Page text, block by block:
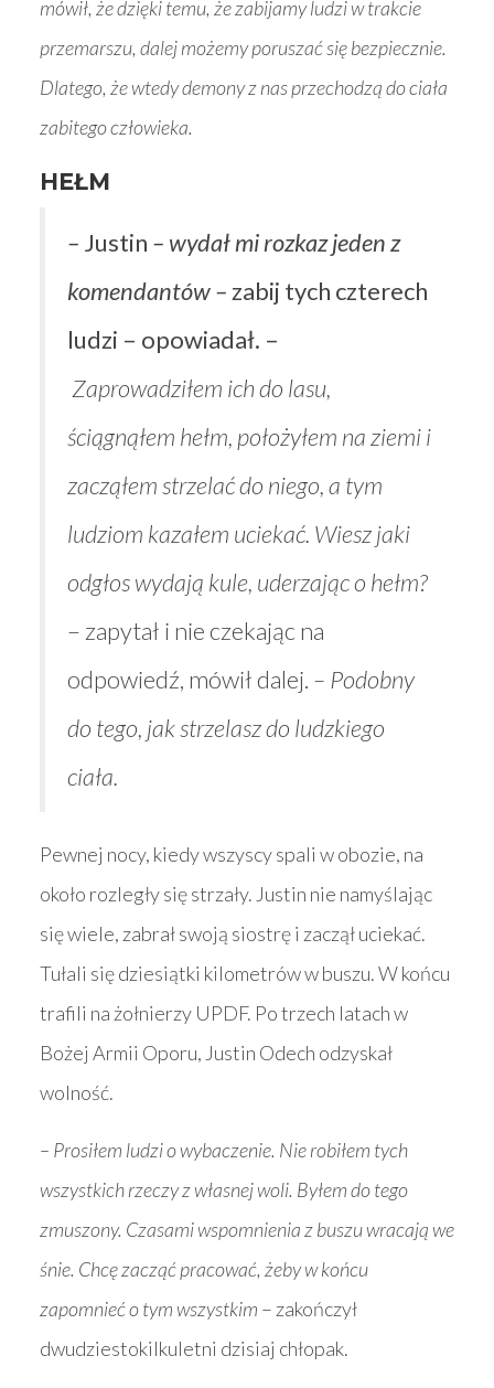
mówił, że dzięki temu, że zabijamy ludzi w trakcie
przemarszu, dalej możemy poruszać się bezpiecznie.
Dlatego, że wtedy demony z nas przechodzą do ciała
zabitego człowieka.
HEŁM
– Justin – wydał mi rozkaz jeden z
komendantów – zabij tych czterech
ludzi – opowiadał. –
Zaprowadziłem ich do lasu,
ściągnąłem hełm, położyłem na ziemi i
zacząłem strzelać do niego, a tym
ludziom kazałem uciekać. Wiesz jaki
odgłos wydają kule, uderzając o hełm?
– zapytał i nie czekając na
odpowiedź, mówił dalej. – Podobny
do tego, jak strzelasz do ludzkiego
ciała.
Pewnej nocy, kiedy wszyscy spali w obozie, na
około rozległy się strzały. Justin nie namyślając
się wiele, zabrał swoją siostrę i zaczął uciekać.
Tułali się dziesiątki kilometrów w buszu. W końcu
trafili na żołnierzy UPDF. Po trzech latach w
Bożej Armii Oporu, Justin Odech odzyskał
wolność.
– Prosiłem ludzi o wybaczenie. Nie robiłem tych
wszystkich rzeczy z własnej woli. Byłem do tego
zmuszony. Czasami wspomnienia z buszu wracają we
śnie. Chcę zacząć pracować, żeby w końcu
zapomnieć o tym wszystkim – zakończył
dwudziestokilkuletni dzisiaj chłopak.